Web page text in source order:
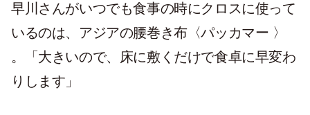
早川さんがいつでも食事の時にクロスに使って
いるのは、アジアの腰巻き布〈パッカマー 〉
。「大きいので、床に敷くだけで食卓に早変わ
りします」